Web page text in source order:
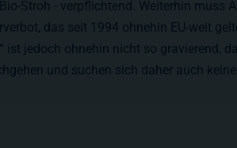
Stroh - verpflichtend. Weiterhin muss
das seit 1994 ohnehin EU-weit
ist jedoch ohnehin nicht so gravierend,
und suchen sich daher auch